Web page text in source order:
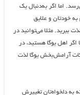
اما اگر به‌دنبال یک
خودتان و علایق
ببرید. مثلا می‌توانید در
اگر اهل یوگا هستید، در
آرامش‌بخش یوگا لذت
به دلخواه‌تان تغییرش